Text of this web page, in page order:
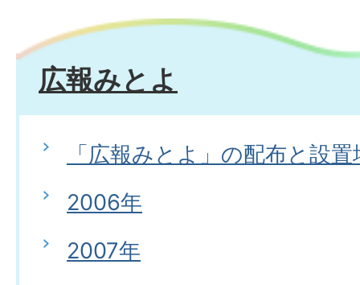
広報みとよ
「広報みとよ」の配布と設置
2006年
2007年